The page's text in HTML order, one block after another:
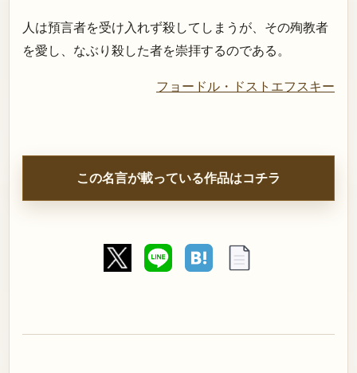
人は預言者を受け入れず殺してしまうが、その殉教者
を愛し、なぶり殺した者を崇拝するのである。
フョードル・ドストエフスキー
この名言が載っている作品はコチラ